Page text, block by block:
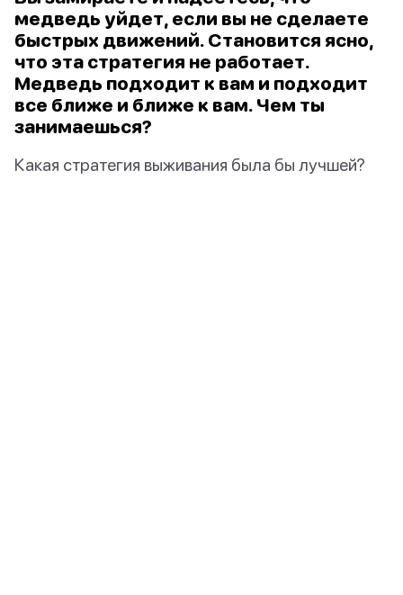
медведь уйдет, если вы не сделаете
быстрых движений. Становится ясно,
что эта стратегия не работает.
Медведь подходит к вам и подходит
все ближе и ближе к вам. Чем ты
занимаешься?
Какая стратегия выживания была бы лучшей?